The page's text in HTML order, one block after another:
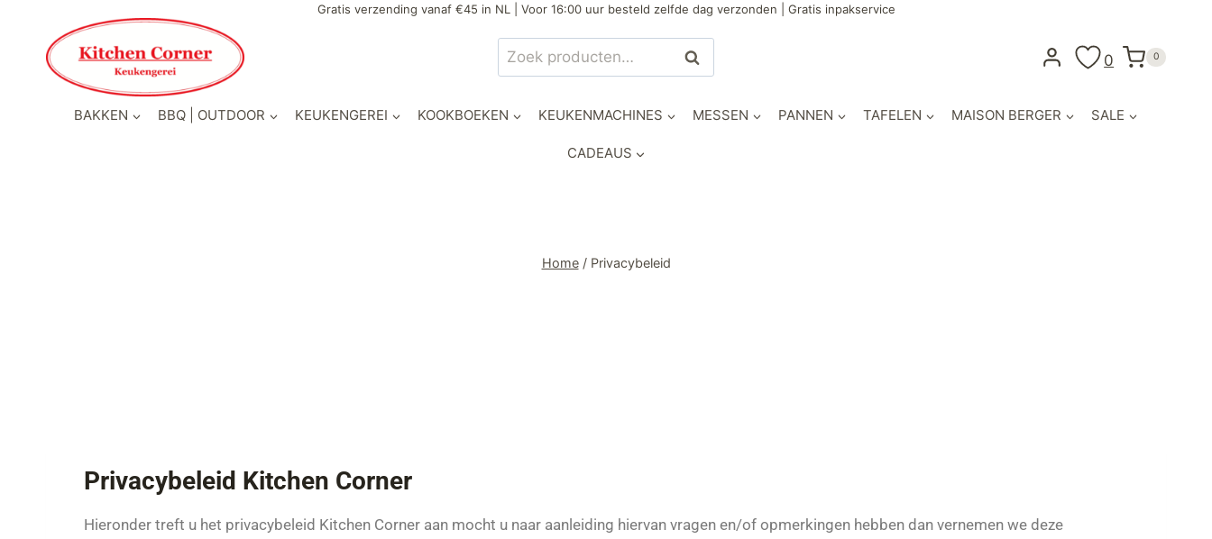
Gratis verzending vanaf €45 in NL | Voor 16:00 uur besteld zelfde dag verzonden | Gratis inpakservice
Zoeken 0 0
BAKKEN BBQ | OUTDOOR KEUKENGEREI KOOKBOEKEN KEUKENMACHINES MESSEN PANNEN TAFELEN MAISON BERGER SALE
CADEAUS
Home / Privacybeleid
Privacybeleid Kitchen Corner
Hieronder treft u het privacybeleid Kitchen Corner aan mocht u naar aanleiding hiervan vragen en/of opmerkingen hebben dan vernemen we deze